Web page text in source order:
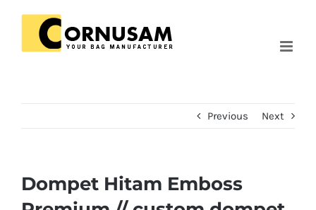
content
Previous Next
Dompet Hitam Emboss